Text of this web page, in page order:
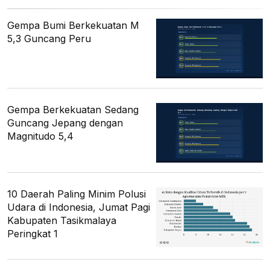
Gempa Bumi Berkekuatan M
5,3 Guncang Peru
Gempa Berkekuatan Sedang
Guncang Jepang dengan
Magnitudo 5,4
10 Daerah Paling Minim Polusi
Udara di Indonesia, Jumat Pagi
Kabupaten Tasikmalaya
Peringkat 1